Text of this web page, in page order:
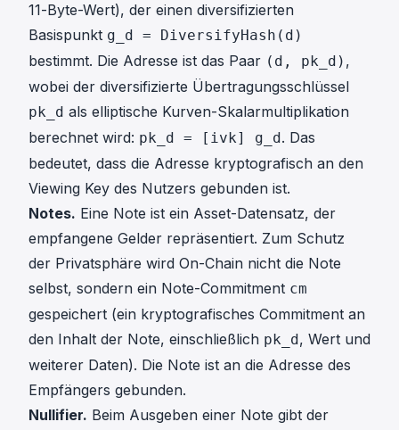
11-Byte-Wert), der einen diversifizierten
Basispunkt g_d = DiversifyHash(d)
bestimmt. Die Adresse ist das Paar (d, pk_d) ,
wobei der diversifizierte Übertragungsschlüssel
pk_d als elliptische Kurven-Skalarmultiplikation
berechnet wird: pk_d = [ivk] g_d. Das
bedeutet, dass die Adresse kryptografisch an den
Viewing Key des Nutzers gebunden ist.
Notes. Eine Note ist ein Asset-Datensatz, der
empfangene Gelder repräsentiert. Zum Schutz
der Privatsphäre wird On-Chain nicht die Note
selbst, sondern ein Note-Commitment cm
gespeichert (ein kryptografisches Commitment an
den Inhalt der Note, einschließlich pk_d, Wert und
weiterer Daten). Die Note ist an die Adresse des
Empfängers gebunden.
Nullifier. Beim Ausgeben einer Note gibt der